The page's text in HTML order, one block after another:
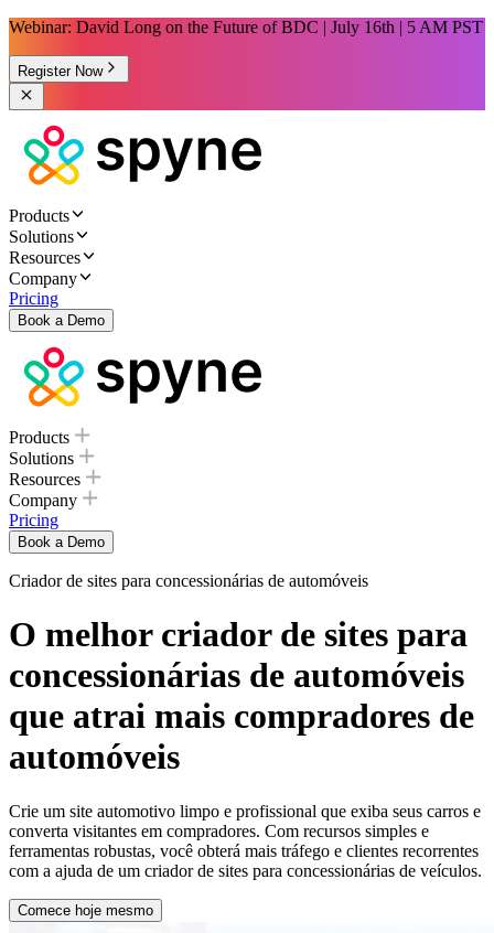
Webinar: David Long on the Future of BDC | July 16th | 5 AM PST
Register Now
Products
Solutions
Resources
Company
Pricing
Book a Demo
Products
Solutions
Resources
Company
Pricing
Book a Demo
Criador de sites para concessionárias de automóveis
O melhor criador de sites para
concessionárias de automóveis
que atrai mais compradores de
automóveis
Crie um site automotivo limpo e profissional que exiba seus carros e
converta visitantes em compradores. Com recursos simples e
ferramentas robustas, você obterá mais tráfego e clientes recorrentes
com a ajuda de um criador de sites para concessionárias de veículos.
Comece hoje mesmo